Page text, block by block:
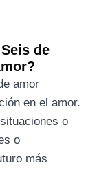
de
amor
en el amor.
o
o
más